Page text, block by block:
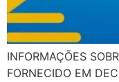
INFORMAÇÕES
FORNECIDO EM